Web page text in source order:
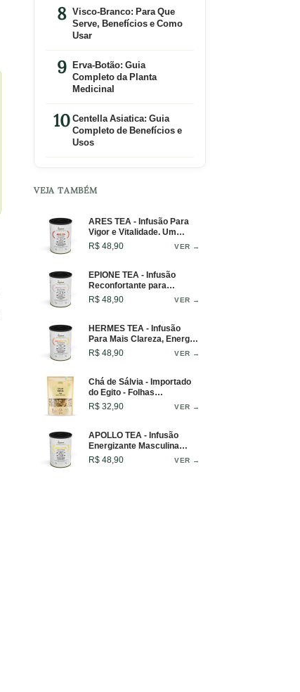
Visco-Branco: Para Que
Serve, Benefícios e Como
Usar
Erva-Botão: Guia
Completo da Planta
Medicinal
Centella Asiatica: Guia
Completo de Benefícios e
Usos
VEJA TAMBÉM
ARES TEA - Infusão Para
Vigor e Vitalidade. Um
Blend Que Inspira Equilíbrio
e Força em Cada Gole -
R$ 48,90 VER →
EPIONE TEA - Infusão
Reconfortante para
Conforto Diário e Pausas
Restauradoras - Lata - 50g
R$ 48,90 VER →
HERMES TEA - Infusão
Para Mais Clareza, Energia
e Foco. Blend Ideal Para
Começar o Dia ou Como
R$ 48,90 VER →
Chá de Sálvia - Importado
do Egito - Folhas
Aromáticas - 50g
R$ 32,90 VER →
APOLLO TEA - Infusão
Energizante Masculina
Para Clareza Mental e
Vitalidade - Lata - 50g
R$ 48,90 VER →